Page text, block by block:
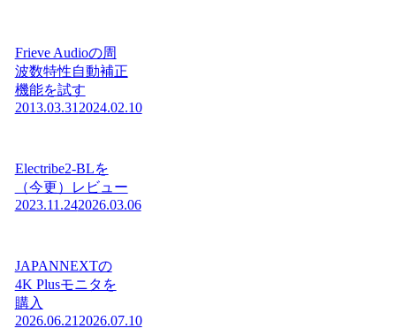
Frieve Audioの周
波数特性自動補正
機能を試す
2013.03.31 2024.02.10
Electribe2-BLを
（今更）レビュー
2023.11.242026.03.06
JAPANNEXTの
4K Plusモニタを
購入
2026.06.21 2026.07.10